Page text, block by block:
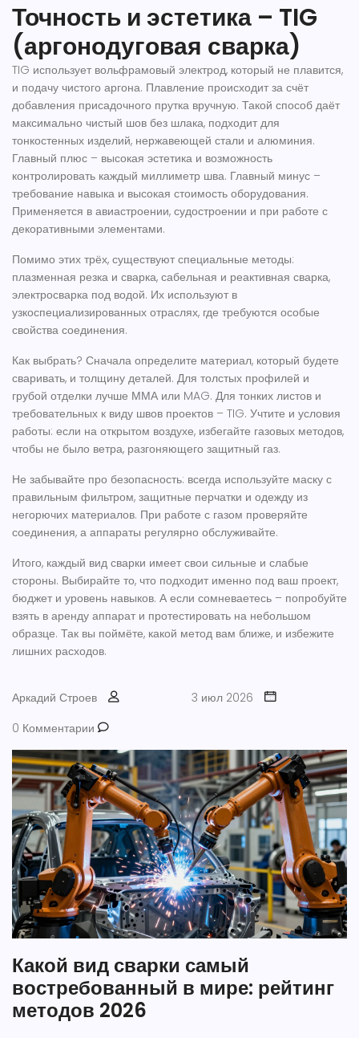
Точность и эстетика – TIG
(аргонодуговая сварка)
TIG использует вольфрамовый электрод, который не плавится,
и подачу чистого аргона. Плавление происходит за счёт
добавления присадочного прутка вручную. Такой способ даёт
максимально чистый шов без шлака, подходит для
тонкостенных изделий, нержавеющей стали и алюминия.
Главный плюс – высокая эстетика и возможность
контролировать каждый миллиметр шва. Главный минус –
требование навыка и высокая стоимость оборудования.
Применяется в авиастроении, судостроении и при работе с
декоративными элементами.
Помимо этих трёх, существуют специальные методы:
плазменная резка и сварка, сабельная и реактивная сварка,
электросварка под водой. Их используют в
узкоспециализированных отраслях, где требуются особые
свойства соединения.
Как выбрать? Сначала определите материал, который будете
сваривать, и толщину деталей. Для толстых профилей и
грубой отделки лучше ММА или MAG. Для тонких листов и
требовательных к виду швов проектов – TIG. Учтите и условия
работы: если на открытом воздухе, избегайте газовых методов,
чтобы не было ветра, разгоняющего защитный газ.
Не забывайте про безопасность: всегда используйте маску с
правильным фильтром, защитные перчатки и одежду из
негорючих материалов. При работе с газом проверяйте
соединения, а аппараты регулярно обслуживайте.
Итого, каждый вид сварки имеет свои сильные и слабые
стороны. Выбирайте то, что подходит именно под ваш проект,
бюджет и уровень навыков. А если сомневаетесь – попробуйте
взять в аренду аппарат и протестировать на небольшом
образце. Так вы поймёте, какой метод вам ближе, и избежите
лишних расходов.
Аркадий Строев
3 июл 2026
0 Комментарии
Какой вид сварки самый
востребованный в мире: рейтинг
методов 2026